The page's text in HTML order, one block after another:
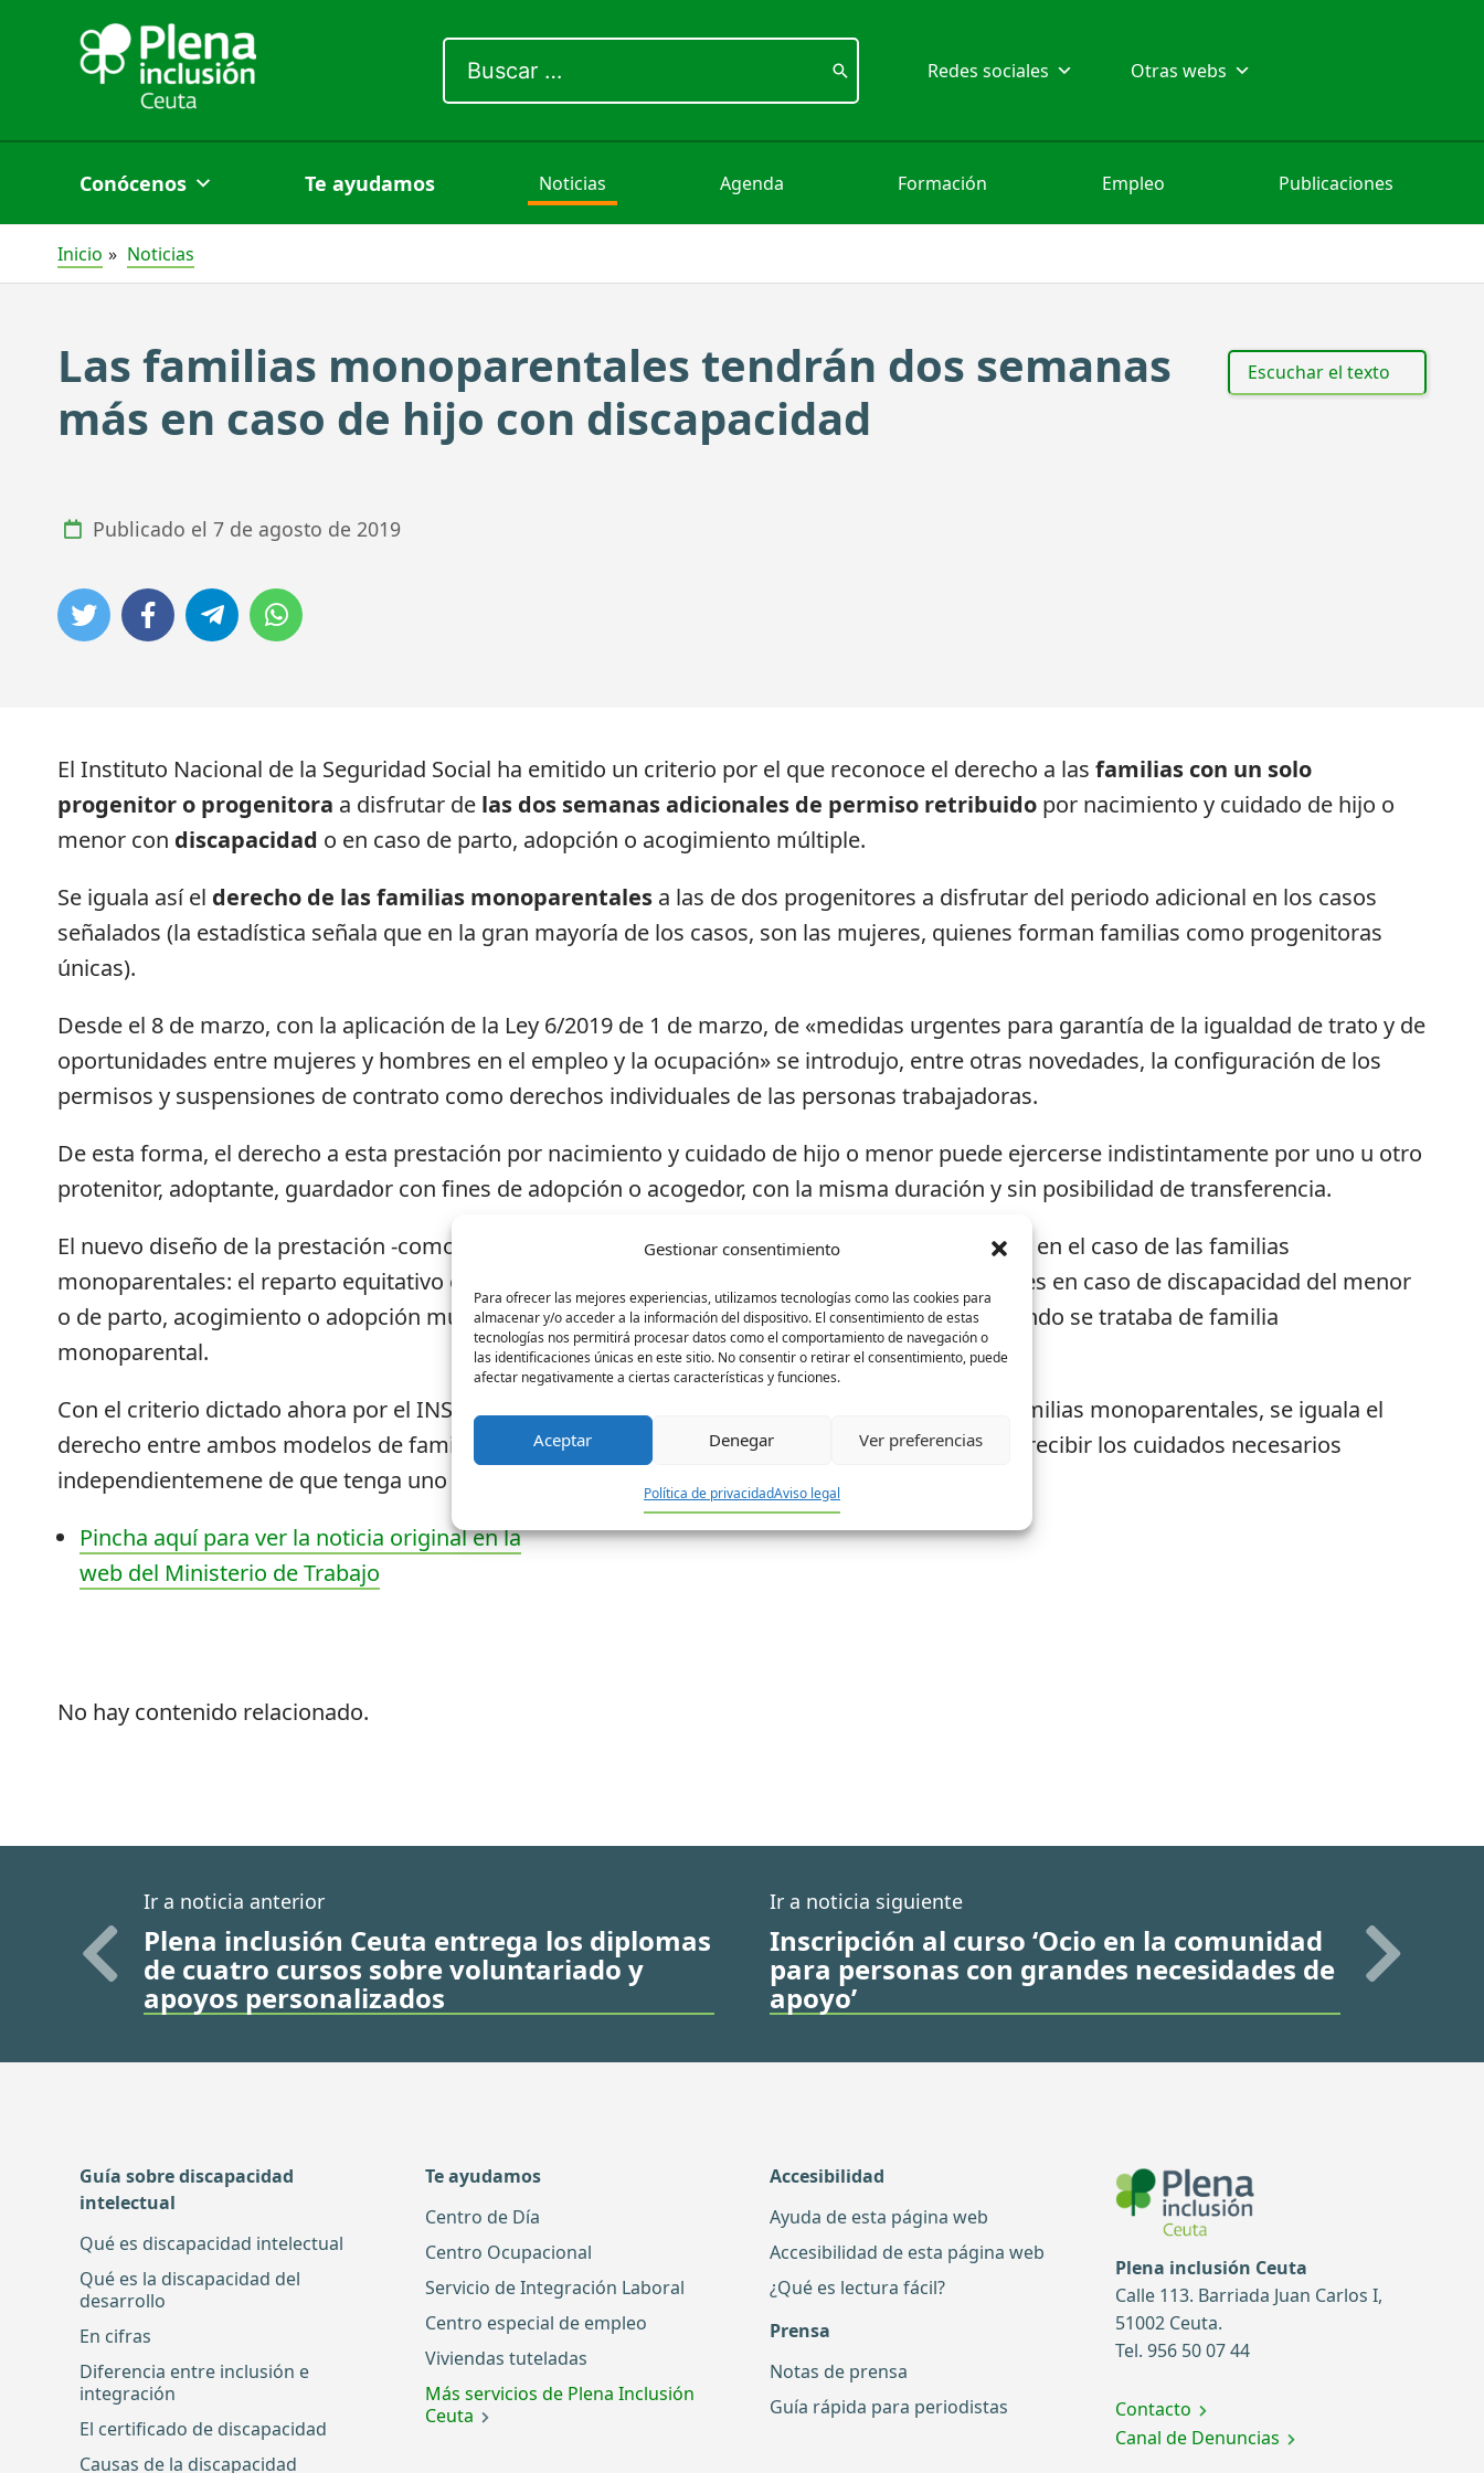
Gestionar consentimiento
Para ofrecer las mejores experiencias, utilizamos tecnologías como las cookies para
almacenar y/o acceder a la información del dispositivo. El consentimiento de estas
tecnologías nos permitirá procesar datos como el comportamiento de navegación o
las identificaciones únicas en este sitio. No consentir o retirar el consentimiento, puede
afectar negativamente a ciertas características y funciones.
Aceptar Denegar Ver preferencias
Política de privacidadAviso legal
contenido
por:
Redes sociales Otras webs
Conócenos Te ayudamos Noticias Agenda Formación Empleo Publicaciones
Inicio Noticias
Las familias monoparentales tendrán dos semanas
más en caso de hijo con discapacidad
Escuchar el texto
Publicado el 7 de agosto de 2019
El Instituto Nacional de la Seguridad Social ha emitido un criterio por el que reconoce el derecho a las familias con un solo
progenitor o progenitora a disfrutar de las dos semanas adicionales de permiso retribuido por nacimiento y cuidado de hijo o
menor con discapacidad o en caso de parto, adopción o acogimiento múltiple.
Se iguala así el derecho de las familias monoparentales a las de dos progenitores a disfrutar del periodo adicional en los casos
señalados (la estadística señala que en la gran mayoría de los casos, son las mujeres, quienes forman familias como progenitoras
únicas).
Desde el 8 de marzo, con la aplicación de la Ley 6/2019 de 1 de marzo, de «medidas urgentes para garantía de la igualdad de trato y de
oportunidades entre mujeres y hombres en el empleo y la ocupación» se introdujo, entre otras novedades, la configuración de los
permisos y suspensiones de contrato como derechos individuales de las personas trabajadoras.
De esta forma, el derecho a esta prestación por nacimiento y cuidado de hijo o menor puede ejercerse indistintamente por uno u otro
protenitor, adoptante, guardador con fines de adopción o acogedor, con la misma duración y sin posibilidad de transferencia.
El nuevo diseño de la prestación -como derecho individual- dio lugar a una situación no prevista en el caso de las familias
monoparentales: el reparto equitativo entre los dos progenitores de las dos semanas adicionales en caso de discapacidad del menor
o de parto, acogimiento o adopción múltiples entre ambos progenitores, se limitaba auna
cuando se trataba de familia
monoparental.
Con el criterio dictado ahora por el INSS, ampiando este permiso a las dos semanas para las familias monoparentales, se iguala el
derecho entre ambos modelos de familia, de manera que los hijos e hijas -o menores- puedan recibir los cuidados necesarios
independientemene de que tenga uno o dos progenitores.
Pincha aquí para ver la noticia original en la
web del Ministerio de Trabajo
No hay contenido relacionado.
Ir a noticia anterior
Plena inclusión Ceuta entrega los diplomas
de cuatro cursos sobre voluntariado y
apoyos personalizados
Ir a noticia siguiente
Inscripción al curso ‘Ocio en la comunidad
para personas con grandes necesidades de
apoyo’
Guía sobre discapacidad
intelectual
Qué es discapacidad intelectual
Qué es la discapacidad del
desarrollo
En cifras
Diferencia entre inclusión e
integración
El certificado de discapacidad
Causas de la discapacidad
Te ayudamos
Centro de Día
Centro Ocupacional
Servicio de Integración Laboral
Centro especial de empleo
Viviendas tuteladas
Más servicios de Plena Inclusión
Ceuta
Accesibilidad
Ayuda de esta página web
Accesibilidad de esta página web
¿Qué es lectura fácil?
Prensa
Notas de prensa
Guía rápida para periodistas
Plena inclusión Ceuta
Calle 113. Barriada Juan Carlos I,
51002 Ceuta.
Tel. 956 50 07 44
Contacto
Canal de Denuncias